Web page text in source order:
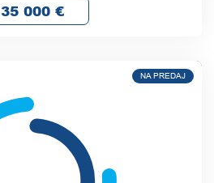
35 000 €
NA PREDAJ